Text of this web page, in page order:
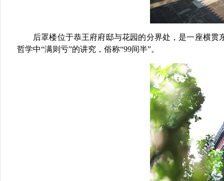
后罩楼位于恭王府府邸与花园的分界处，是一座横
哲学中“满则亏”的讲究，俗称“99间半”。